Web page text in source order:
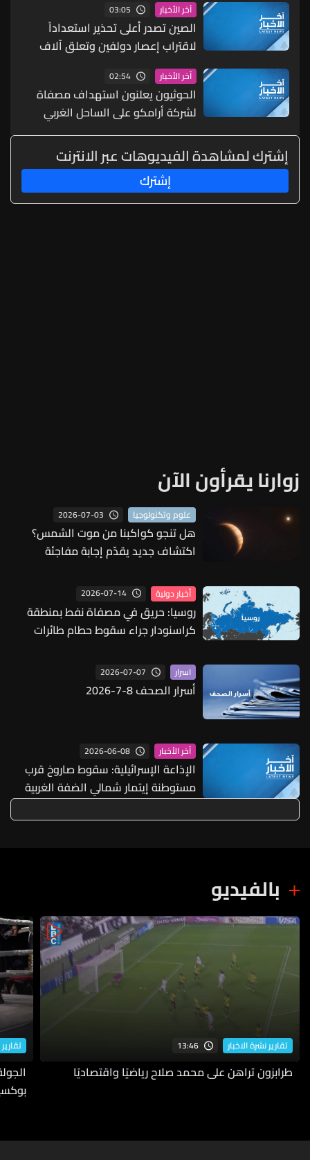
آخر الأخبار 03:05
الصين تصدر أعلى تحذير استعداداً
لاقتراب إعصار دولفين وتعلق آلاف
الرحلات الجوية
آخر الأخبار 02:54
الحوثيون يعلنون استهداف مصفاة
لشركة أرامكو على الساحل الغربي
للسعودية
إشترك لمشاهدة الفيديوهات عبر الانترنت
إشترك
زوارنا يقرأون الآن
علوم وتكنولوجيا 2026-07-03
هل تنجو كواكبنا من موت الشمس؟
اكتشاف جديد يقدّم إجابة مفاجئة
أخبار دولية 2026-07-14
روسيا: حريق في مصفاة نفط بمنطقة
كراسنودار جراء سقوط حطام طائرات
اسرار 2026-07-07
أسرار الصحف 8-7-2026
آخر الأخبار 2026-06-08
الإذاعة الإسرائيلية: سقوط صاروخ قرب
مستوطنة إيتمار شمالي الضفة الغربية
من دون أضرار أو إصابات
بالفيديو
تقارير نشرة الاخبار 13:46
طرابزون تراهن على محمد صلاح رياضيًا واقتصاديًا